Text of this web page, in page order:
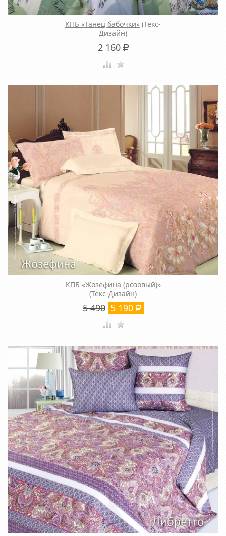
КПБ «Танец бабочки» (Текс-
Дизайн)
2 160 Р
КПБ «Жозефина (розовый)»
(Текс-Дизайн)
5 490 5 190 Р